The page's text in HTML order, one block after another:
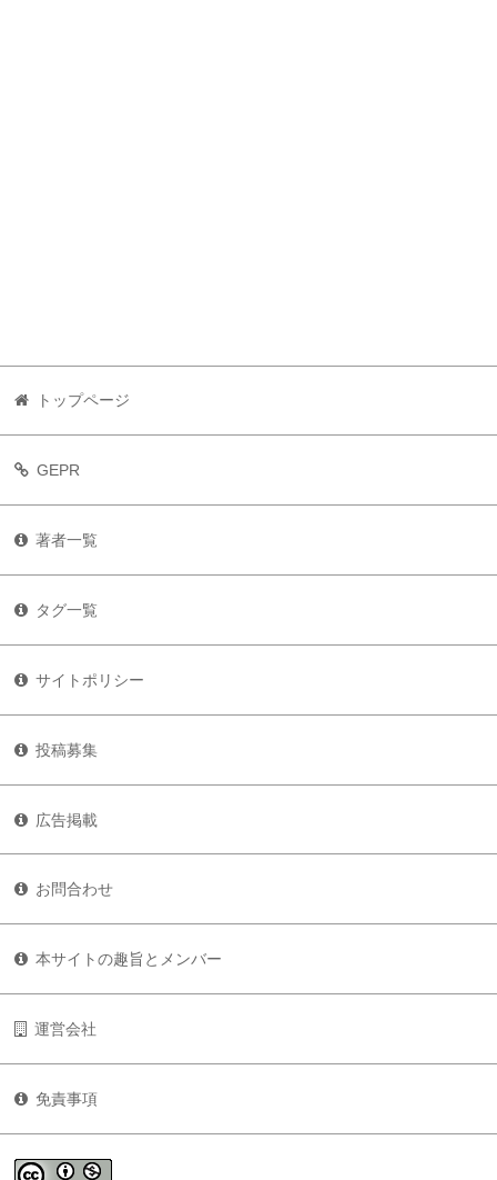
トップページ
GEPR
著者一覧
タグ一覧
サイトポリシー
投稿募集
広告掲載
お問合わせ
本サイトの趣旨とメンバー
運営会社
免責事項